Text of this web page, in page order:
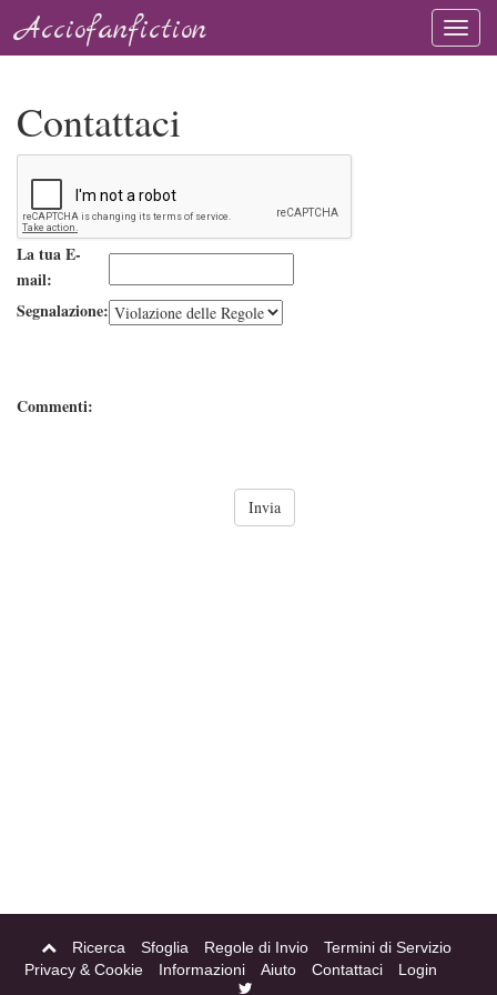
Acciofanfiction
Contattaci
La tua E-
mail:
Segnalazione:
Commenti:
Ricerca Sfoglia Regole di Invio
Termini di Servizio
Privacy & Cookie
Informazioni Aiuto Contattaci Login